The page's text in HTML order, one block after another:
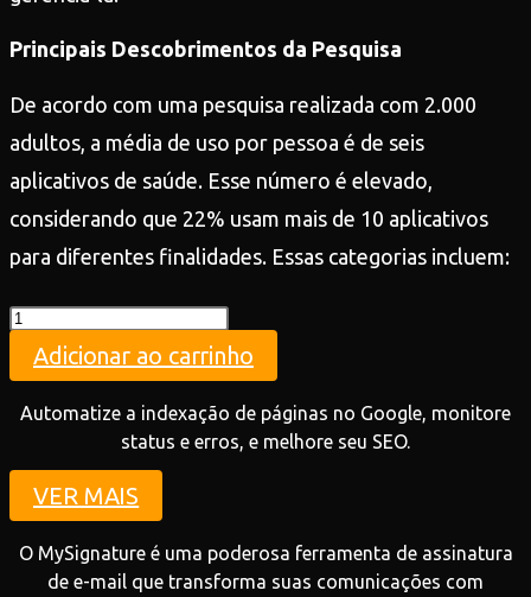
Principais Descobrimentos da Pesquisa
De acordo com uma pesquisa realizada com 2.000
adultos, a média de uso por pessoa é de seis
aplicativos de saúde. Esse número é elevado,
considerando que 22% usam mais de 10 aplicativos
para diferentes finalidades. Essas categorias incluem:
Teste
quantidade
Adicionar ao carrinho
Automatize a indexação de páginas no Google, monitore
status e erros, e melhore seu SEO.
VER MAIS
O MySignature é uma poderosa ferramenta de assinatura
de e-mail que transforma suas comunicações com